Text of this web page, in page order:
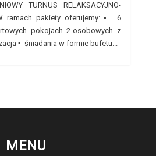
TURNUS RELAKSACYJNO-
W ramach pakiety oferujemy: ▪ 6
pokojach 2-osobowych z
▪ śniadania w formie bufetu...
MENU